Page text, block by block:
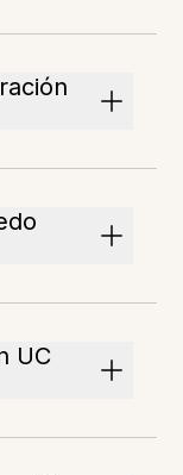
UC